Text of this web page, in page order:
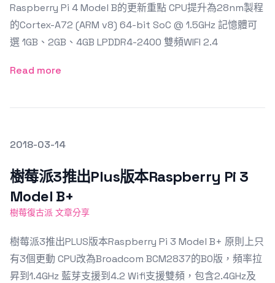
Raspberry Pi 4 Model B的更新重點 CPU提升為28nm製程
的Cortex-A72 (ARM v8) 64-bit SoC @ 1.5GHz 記憶體可
選 1GB、2GB、4GB LPDDR4-2400 雙頻WIFI 2.4
Read more
發文於
2018-03-14
樹莓派3推出Plus版本Raspberry Pi 3
Model B+
樹莓復古派 文章分享
樹莓派3推出PLUS版本Raspberry Pi 3 Model B+ 原則上只
有3個更動 CPU改為Broadcom BCM2837的B0版，頻率拉
昇到1.4GHz 藍芽支援到4.2 Wifi支援雙頻，包含2.4GHz及